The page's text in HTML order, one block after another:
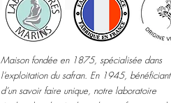
Maison fondée en 1875, spécialisée dans
l’exploitation du safran. En 1945, bénéficiant
d’un savoir faire unique, notre laboratoire